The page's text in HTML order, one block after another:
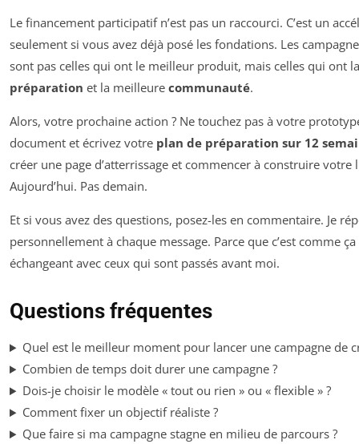
Le financement participatif n’est pas un raccourci. C’est un
seulement si vous avez déjà posé les fondations. Les
sont pas celles qui ont le meilleur produit, mais celles qui ont
préparation et la meilleure communauté.
Alors, votre prochaine action ? Ne touchez pas à votre
document et écrivez votre plan de préparation sur 12
créer une page d’atterrissage et commencer à construire votre
Aujourd’hui. Pas demain.
Et si vous avez des questions, posez-les en commentaire. Je
personnellement à chaque message. Parce que c’est comme
échangeant avec ceux qui sont passés avant moi.
Questions fréquentes
Quel est le meilleur moment pour lancer une campagne de
Combien de temps doit durer une campagne ?
Dois-je choisir le modèle « tout ou rien » ou « flexible » ?
Comment fixer un objectif réaliste ?
Que faire si ma campagne stagne en milieu de parcours ?